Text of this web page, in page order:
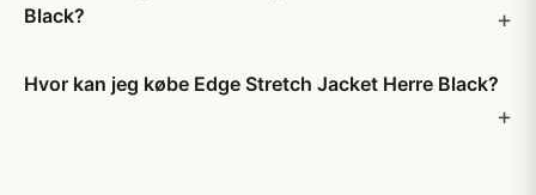
Black?
Hvor kan jeg købe Edge Stretch Jacket Herre Black?